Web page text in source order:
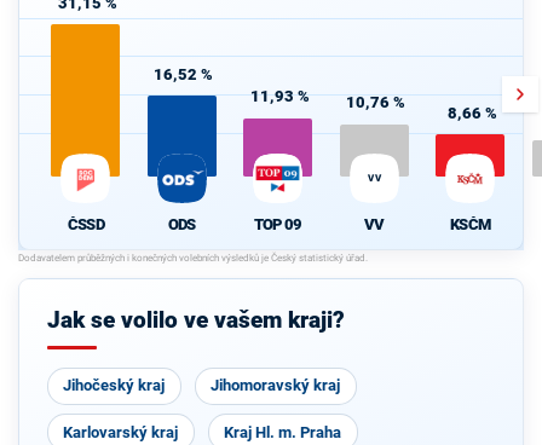
ČSSD
16,52 %
ODS
11,93 %
TOP 09
10,76 %
VV
VV
8,66 %
KSČM
Jak se volilo ve vašem kraji?
Jihočeský kraj Jihomoravský kraj
Karlovarský kraj Kraj Hl. m. Praha